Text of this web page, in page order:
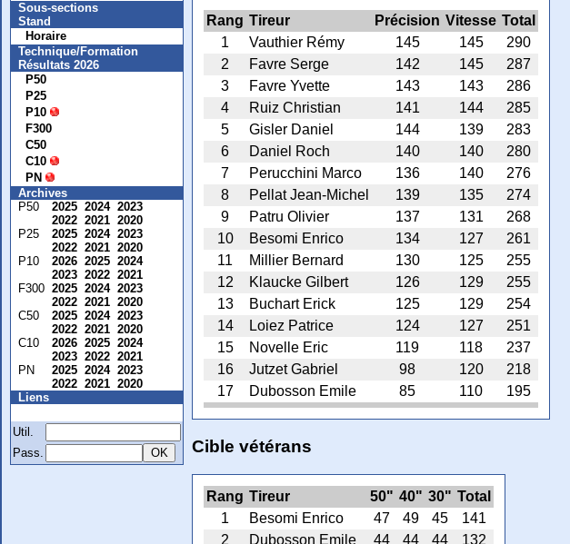
Sous-sections
Stand
Horaire
Technique/Formation
Résultats 2026
P50
P25
P10
F300
C50
C10
PN
Archives
P50
2025 2024 2023
2022 2021 2020
P25
2025 2024 2023
2022 2021 2020
P10
2026 2025 2024
2023 2022 2021
F300 2025 2024 2023
2022 2021 2020
C50
2025 2024 2023
2022 2021 2020
C10
2026 2025 2024
2023 2022 2021
PN
2025 2024 2023
2022 2021 2020
Liens
Util.
Pass.
Rang Tireur Précision Vitesse Total
1
Vauthier Rémy 145 145
290
2
Favre Serge 142 145
287
3
Favre Yvette 143 143
286
4
Ruiz Christian 141 144
285
5
Gisler Daniel 144 139
283
6
Daniel Roch 140 140
280
7
Perucchini Marco 136 140
276
8
Pellat Jean-Michel 139 135
274
9
Patru Olivier 137 131
268
10
Besomi Enrico 134 127
261
11
Millier Bernard 130 125
255
12
Klaucke Gilbert 126 129
255
13
Buchart Erick 125 129
254
14
Loiez Patrice 124 127
251
15
Novelle Eric 119 118
237
16
Jutzet Gabriel 98 120
218
17
Dubosson Emile 85 110 195
Cible vétérans
Rang Tireur 50" 40" 30" Total
1
Besomi Enrico 47 49 45
141
2
Dubosson Emile 44 44 44 132